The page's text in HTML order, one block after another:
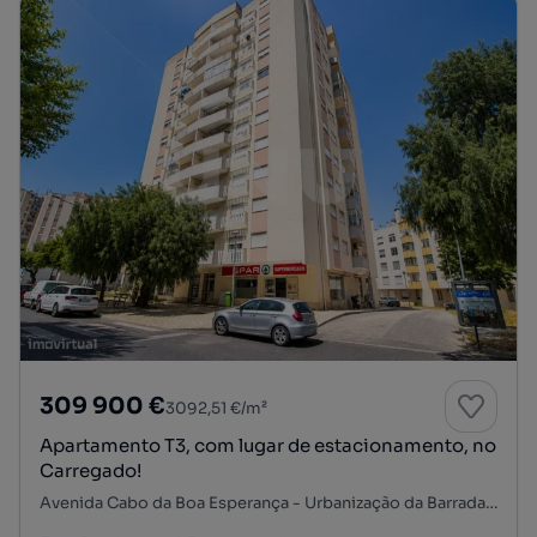
309 900 €3092,51 €/m²
Apartamento T3, com lugar de estacionamento, no
Carregado!
Avenida Cabo da Boa Esperança - Urbanização da Barrada, Carregado e Cadafais, Alenquer, Lisboa